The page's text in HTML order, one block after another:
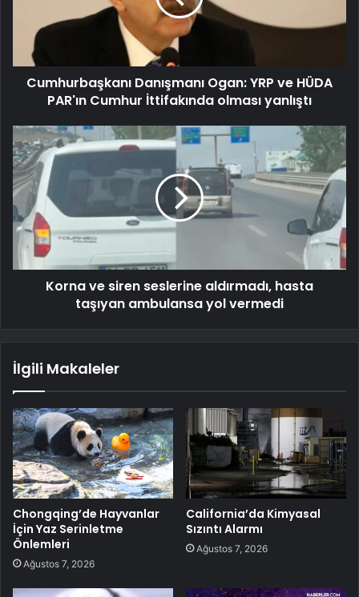
Cumhurbaşkanı Danışmanı Ogan: YRP ve HÜDA
PAR'ın Cumhur İttifakında olması yanlıştı
Korna ve siren seslerine aldırmadı, hasta
taşıyan ambulansa yol vermedi
İlgili Makaleler
Chongqing’de Hayvanlar
İçin Yaz Serinletme
Önlemleri
Ağustos 7, 2026
California’da Kimyasal
Sızıntı Alarmı
Ağustos 7, 2026